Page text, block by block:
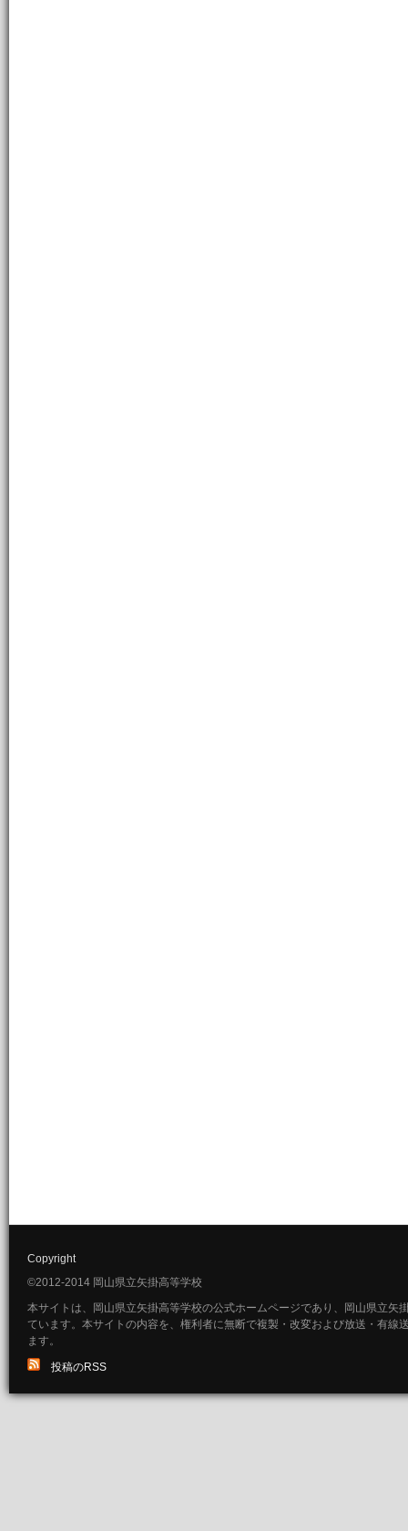
Copyright
©2012-2014 岡山県立矢掛高等学校
本サイトは、岡山県立矢掛高等学校の公式ホームページであり、岡山県立矢
ています。本サイトの内容を、権利者に無断で複製・改変および放送・有線
ます。
投稿のRSS